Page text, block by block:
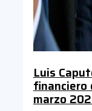
Luis
financiero
marzo